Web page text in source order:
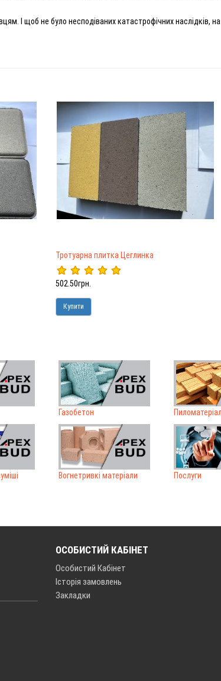
І щоб не було несподіваних катастрофічних наслідків,
Тротуарна плитка Цеглинка
502.50грн.
Купити
Газобетон
Вогнетривкі матеріали Послуги
ОСОБИСТИЙ КАБІНЕТ
Особистий Кабінет
Історія замовлень
Закладки